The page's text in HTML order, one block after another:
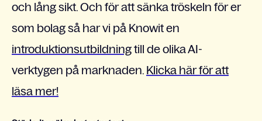
och lång sikt. Och för att sänka tröskeln för er
som bolag så har vi på Knowit en
introduktionsutbildningtill de olika AI-
verktygen på marknaden. Klicka här för att
läsa mer!